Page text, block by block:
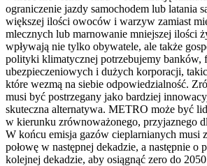
ograniczenie jazdy samochodem lub latania
większej ilości owoców i warzyw zamiast
mlecznych lub marnowanie mniejszej ilości
wpływają nie tylko obywatele, ale także
polityki klimatycznej potrzebujemy banków,
ubezpieczeniowych i dużych korporacji,
które wezmą na siebie odpowiedzialność.
musi być postrzegany jako bardziej
skuteczna alternatywa. METRO może być
w kierunku zrównoważonego, przyjaznego
W końcu emisja gazów cieplarnianych musi
połowę w następnej dekadzie, a następnie o
kolejnej dekadzie, aby osiągnąć zero do